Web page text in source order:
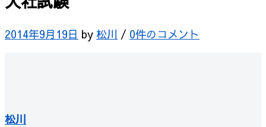
2014年9月19日 by 松川 / 0件のコメント
松川